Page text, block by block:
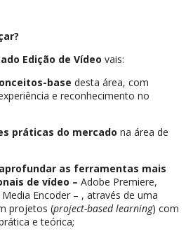
Edição de Vídeo vais:
base desta área, com
e reconhecimento no
práticas do mercado na área de
as ferramentas mais
de vídeo – Adobe Premiere,
Encoder – , através de uma
projetos (project-based learning) com
e teórica;